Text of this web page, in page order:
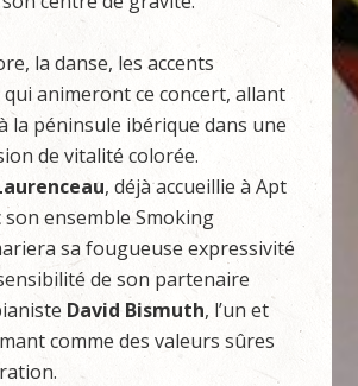
la danse, les accents
animeront ce concert, allant
la péninsule ibérique dans une
de vitalité colorée.
, déjà accueillie à Apt
son ensemble Smoking
sa fougueuse expressivité
de son partenaire
David Bismuth, l’un et
comme des valeurs sûres